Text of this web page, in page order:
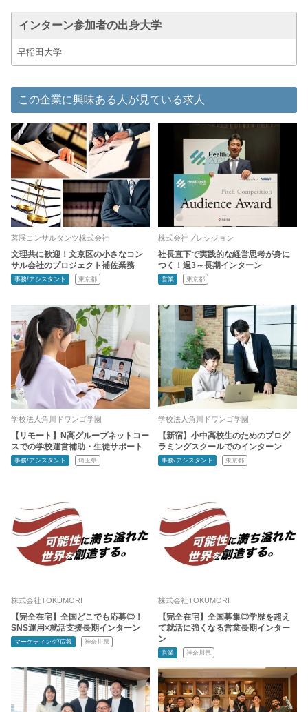
インターン参加者の出身大学
早稲田大学
この企業に興味ある人が見ている求人
茗渓コンサルタンツ株式会社
文理共に歓迎！文京区の小さなコン
サル会社のプロジェクト補佐業務
事務/アシスタント 東京都
株式会社プレシジョン
社長直下で実践的な経営思考が身に
つく！週3～長期インターン
営業 東京都
学校法人角川ドワンゴ学園
【リモート】N高グループネットコー
スでの学校運営補助・生徒サポート
事務/アシスタント 埼玉県
学校法人角川ドワンゴ学園
【新宿】小中高校生のためのプログ
ラミングスクールでのインターン
事務/アシスタント 東京都
株式会社TOKUMORI
【完全在宅】全国どこでも応募◎！
SNS運用×就活支援長期インターン
マーケティング/広報 神奈川県
株式会社TOKUMORI
【完全在宅】全国募集◎学歴を超え
て就活に強くなる営業長期インター
ン
営業 神奈川県